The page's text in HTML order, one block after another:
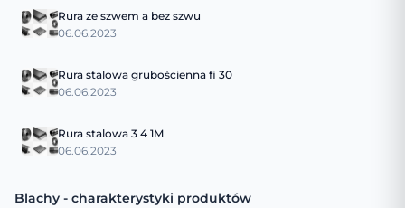
Rura ze szwem a bez szwu
06.06.2023
Rura stalowa grubościenna fi 30
06.06.2023
Rura stalowa 3 4 1M
06.06.2023
Blachy - charakterystyki produktów